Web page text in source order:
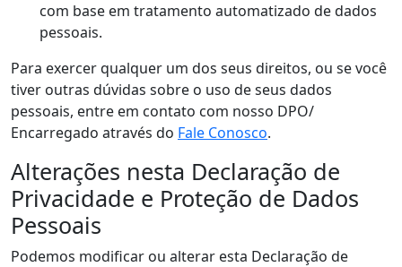
com base em tratamento automatizado de dados
pessoais.
Para exercer qualquer um dos seus direitos, ou se você
tiver outras dúvidas sobre o uso de seus dados
pessoais, entre em contato com nosso DPO/
Encarregado através do Fale Conosco.
Alterações nesta Declaração de
Privacidade e Proteção de Dados
Pessoais
Podemos modificar ou alterar esta Declaração de